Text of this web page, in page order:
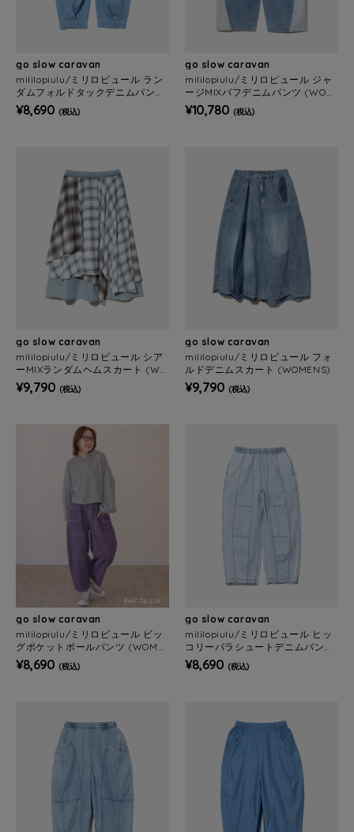
go slow caravan
mililopiulu/ミリロピュール ラン
ダムフォルドタックデニムパンツ
(WOMENS)
¥8,690 (税込)
go slow caravan
mililopiulu/ミリロピュール ジャ
ージMIXパフデニムパンツ (WOM
ENS)
¥10,780 (税込)
go slow caravan
mililopiulu/ミリロピュール シア
ーMIXランダムヘムスカート (WO
MENS)
¥9,790 (税込)
go slow caravan
mililopiulu/ミリロピュール フォ
ルドデニムスカート (WOMENS)
¥9,790 (税込)
go slow caravan
mililopiulu/ミリロピュール ビッ
グポケットボールパンツ (WOME
NS)
¥8,690 (税込)
go slow caravan
mililopiulu/ミリロピュール ヒッ
コリーパラシュートデニムパンツ
(WOMENS)
¥8,690 (税込)